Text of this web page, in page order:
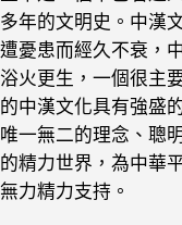
多年的文明史。中漢
遭憂患而經久不衰，
浴火更生，一個很主
的中漢文化具有強盛
唯一無二的理念、聰
的精力世界，為中華
無力精力支持。